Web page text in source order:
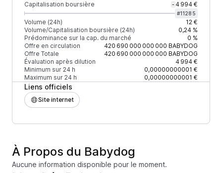
Capitalisation boursière - 4 994 €
#11285
Volume (24h)
12 €
Volume/Capitalisation boursière (24h)
0,24 %
Prédominance sur la cap. du marché
0 %
Offre en circulation
420 690 000 000 000 BABYDOG
Offre Totale
420 690 000 000 000 BABYDOG
Évaluation après dilution
4 994 €
Minimum sur 24 h
0,00000000001 €
Maximum sur 24 h
0,00000000001 €
Liens officiels
Site internet
À Propos du Babydog
Aucune information disponible pour le moment.